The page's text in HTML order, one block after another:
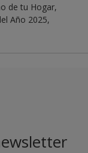
de tu Hogar,
Año 2025,